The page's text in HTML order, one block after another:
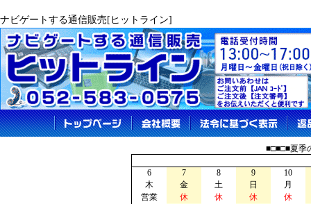
ナビゲートする通信販売[ヒットライン]
■□■□■夏季
6 7 8 9
10
木
金 土 日
月
営業
休 休 休
休